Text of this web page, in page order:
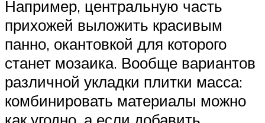
Например, центральную часть
прихожей выложить красивым
панно, окантовкой для которого
станет мозаика. Вообще вариантов
различной укладки плитки масса:
комбинировать материалы можно